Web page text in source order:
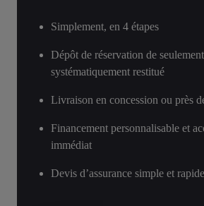
Simplement, en 4 étapes
Dépôt de réservation de
systématiquement restitué
Livraison en concession ou près
Financement personnalisable et
immédiat
Devis d’assurance simple et rapide